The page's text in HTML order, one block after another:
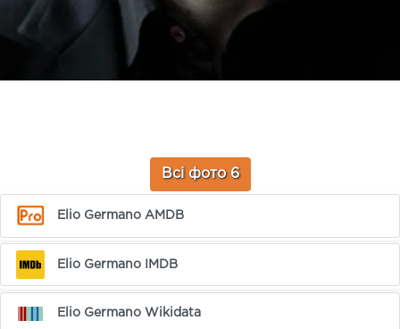
Всі фото 6
Elio Germano AMDB
Elio Germano IMDB
Elio Germano Wikidata